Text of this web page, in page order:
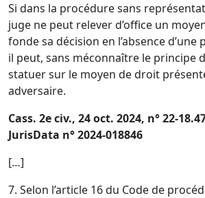
Si dans la procédure sans
juge ne peut relever d’office un
fonde sa décision en l’absence d’une
il peut, sans méconnaître le principe
statuer sur le moyen de droit
adversaire.
Cass. 2e civ., 24 oct. 2024, n° 22-
JurisData n° 2024-018846
[…]
7. Selon l’article 16 du Code de